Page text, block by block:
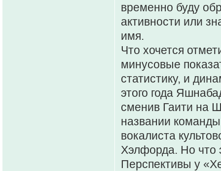
временно буду
активности или
имя.
Что хочется
минусовые
статистику, и
этого года
сменив Гаити на
названии
вокалиста
Хэлфорда. Но
Перспективы у